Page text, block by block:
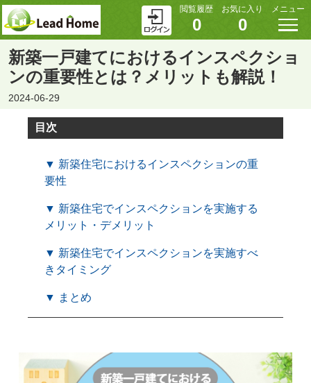
閲覧履歴
0
お気に入り
0
メニュー
新築一戸建てにおけるインスペクショ
ンの重要性とは？メリットも解説！
2024-06-29
目次
▼ 新築住宅におけるインスペクションの重
要性
▼ 新築住宅でインスペクションを実施する
メリット・デメリット
▼ 新築住宅でインスペクションを実施すべ
きタイミング
▼ まとめ